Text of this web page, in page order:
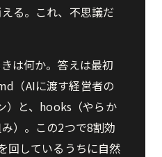
る。これ、不思議だ
は何か。答えは最初
（AIに渡す経営者の
）と、hooks（やらか
）。この2つで8割効
回しているうちに自然